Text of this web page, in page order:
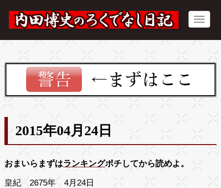
2015年04月24日
おまいらまずはランキングポチしてから読めよ。
皇紀 2675年 4月24日